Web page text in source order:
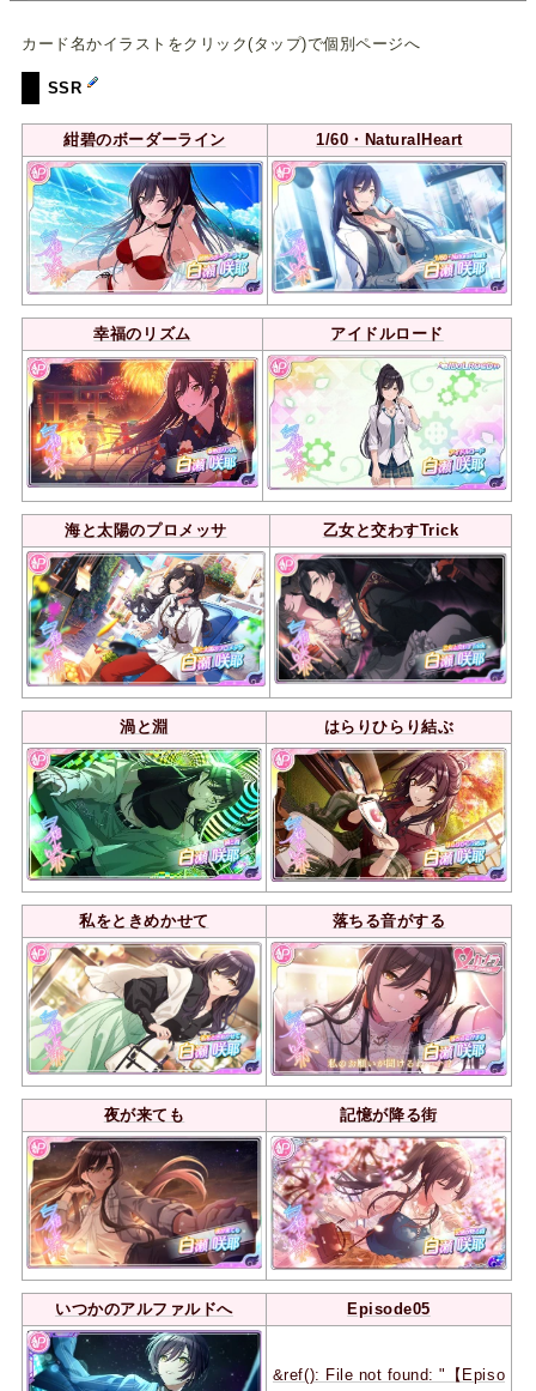
カード名かイラストをクリック(タップ)で個別ページへ
SSR
紺碧のボーダーライン 1/60・NaturalHeart
幸福のリズム アイドルロード
海と太陽のプロメッサ 乙女と交わすTrick
渦と淵 はらりひらり結ぶ
私をときめかせて 落ちる音がする
夜が来ても 記憶が降る街
いつかのアルファルドへ Episode05
&ref(): File not found: "【Episo